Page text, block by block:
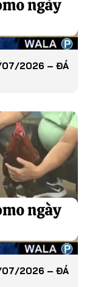
07/2026 – ĐÁ
07/2026 – ĐÁ